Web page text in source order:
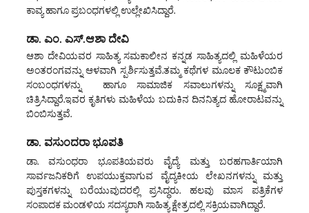
ಕಾವ್ಯ ಹಾಗೂ ಪ್ರಬಂಧಗಳಲ್ಲಿ ಉಲ್ಲೇಖಿಸಿದ್ದಾರೆ.
ಡಾ. ಎಂ. ಎಸ್.ಆಶಾ ದೇವಿ
ಆಶಾ ದೇವಿಯವರ ಸಾಹಿತ್ಯ ಸಮಕಾಲೀನ ಕನ್ನಡ ಸಾಹಿತ್ಯದಲ್ಲಿ ಮಹಿಳೆಯರ
ಅಂತರಂಗವನ್ನು ಆಳವಾಗಿ ಸ್ಪರ್ಶಿಸುತ್ತವೆ.ತಮ್ಮ ಕಥೆಗಳ ಮೂಲಕ ಕೌಟುಂಬಿಕ
ಸಂಬಂಧಗಳನ್ನು ಹಾಗೂ ಸಾಮಾಜಿಕ ಸವಾಲುಗಳನ್ನು ಸೂಕ್ಷ್ಮವಾಗಿ
ಚಿತ್ರಿಸಿದ್ದಾರೆ.ಇವರ ಕೃತಿಗಳು ಮಹಿಳೆಯ ಬದುಕಿನ ದಿನನಿತ್ಯದ ಹೋರಾಟವನ್ನು
ಬಿಂಬಿಸುತ್ತವೆ.
ಡಾ. ವಸುಂದರಾ ಭೂಪತಿ
ಡಾ. ವಸುಂಧರಾ ಭೂಪತಿಯವರು ವೈದ್ಯೆ ಮತ್ತು ಬರಹಗಾರ್ತಿಯಾಗಿ
ಸಾರ್ವಜನಿಕರಿಗೆ ಉಪಯುಕ್ತವಾಗುವ ವೈದ್ಯಕೀಯ ಲೇಖನಗಳನ್ನು ಮತ್ತು
ಪುಸ್ತಕಗಳನ್ನು ಬರೆಯುವುದರಲ್ಲಿ ಪ್ರಸಿದ್ಧರು. ಹಲವು ಮಾಸ ಪತ್ರಿಕೆಗಳ
ಸಂಪಾದಕ ಮಂಡಳಿಯ ಸದಸ್ಯರಾಗಿ ಸಾಹಿತ್ಯ ಕ್ಷೇತ್ರದಲ್ಲಿ ಸಕ್ರಿಯವಾಗಿದ್ದಾರೆ.